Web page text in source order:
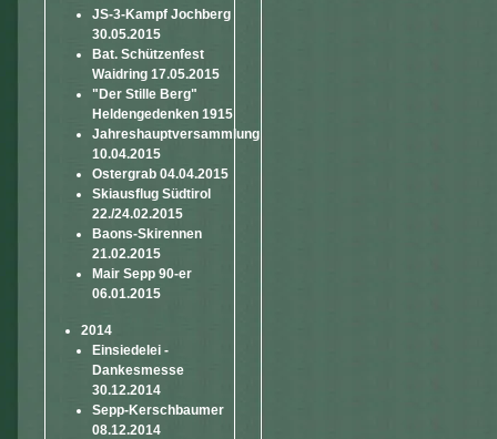
JS-3-Kampf Jochberg
30.05.2015
Bat. Schützenfest
Waidring 17.05.2015
"Der Stille Berg"
Heldengedenken 1915
Jahreshauptversammlung
10.04.2015
Ostergrab 04.04.2015
Skiausflug Südtirol
22./24.02.2015
Baons-Skirennen
21.02.2015
Mair Sepp 90-er
06.01.2015
2014
Einsiedelei -
Dankesmesse
30.12.2014
Sepp-Kerschbaumer
08.12.2014